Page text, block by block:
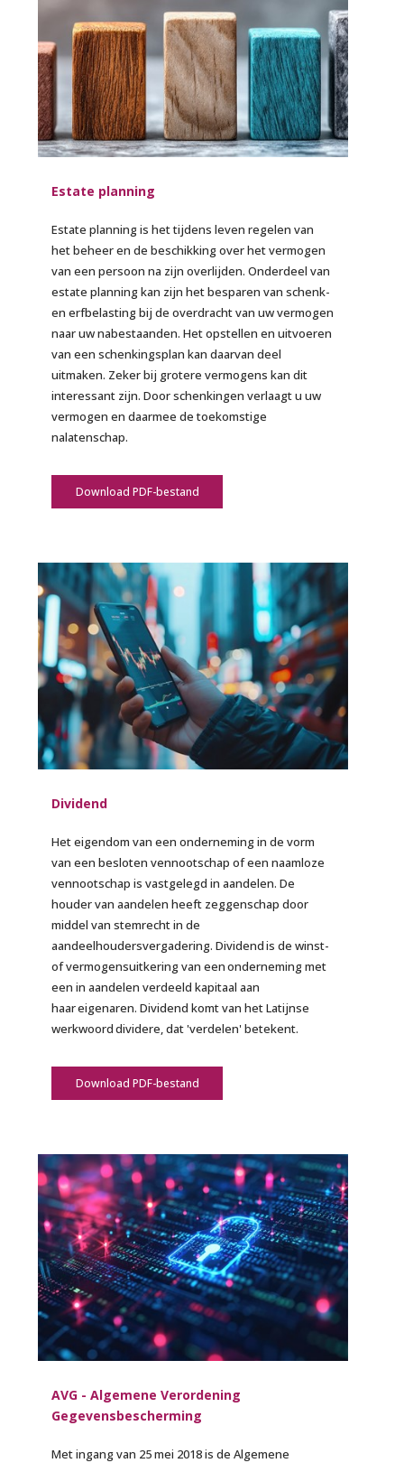
Estate planning
Estate planning is het tijdens leven regelen van
het beheer en de beschikking over het vermogen
van een persoon na zijn overlijden. Onderdeel van
estate planning kan zijn het besparen van schenk-
en erfbelasting bij de overdracht van uw vermogen
naar uw nabestaanden. Het opstellen en uitvoeren
van een schenkingsplan kan daarvan deel
uitmaken. Zeker bij grotere vermogens kan dit
interessant zijn. Door schenkingen verlaagt u uw
vermogen en daarmee de toekomstige
nalatenschap.
Download PDF-bestand
Dividend
Het eigendom van een onderneming in de vorm
van een besloten vennootschap of een naamloze
vennootschap is vastgelegd in aandelen. De
houder van aandelen heeft zeggenschap door
middel van stemrecht in de
aandeelhoudersvergadering. Dividend is de winst-
of vermogensuitkering van een onderneming met
een in aandelen verdeeld kapitaal aan
haar eigenaren. Dividend komt van het Latijnse
werkwoord dividere, dat 'verdelen' betekent.
Download PDF-bestand
AVG - Algemene Verordening
Gegevensbescherming
Met ingang van 25 mei 2018 is de Algemene